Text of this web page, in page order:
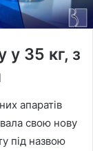
у 35 кг, з
апаратів
свою нову
під назвою